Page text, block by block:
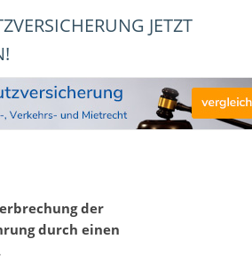
JETZT
der
durch einen